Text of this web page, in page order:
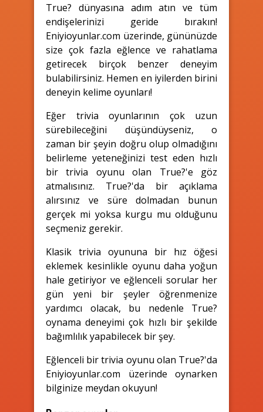
True? dünyasına adım atın ve tüm
endişelerinizi geride bırakın!
Eniyioyunlar.com üzerinde, gününüzde
size çok fazla eğlence ve rahatlama
getirecek birçok benzer deneyim
bulabilirsiniz. Hemen en iyilerden birini
deneyin kelime oyunları!
Eğer trivia oyunlarının çok uzun
sürebileceğini düşündüyseniz, o
zaman bir şeyin doğru olup olmadığını
belirleme yeteneğinizi test eden hızlı
bir trivia oyunu olan True?'e göz
atmalısınız. True?'da bir açıklama
alırsınız ve süre dolmadan bunun
gerçek mi yoksa kurgu mu olduğunu
seçmeniz gerekir.
Klasik trivia oyununa bir hız öğesi
eklemek kesinlikle oyunu daha yoğun
hale getiriyor ve eğlenceli sorular her
gün yeni bir şeyler öğrenmenize
yardımcı olacak, bu nedenle True?
oynama deneyimi çok hızlı bir şekilde
bağımlılık yapabilecek bir şey.
Eğlenceli bir trivia oyunu olan True?'da
Eniyioyunlar.com üzerinde oynarken
bilginize meydan okuyun!